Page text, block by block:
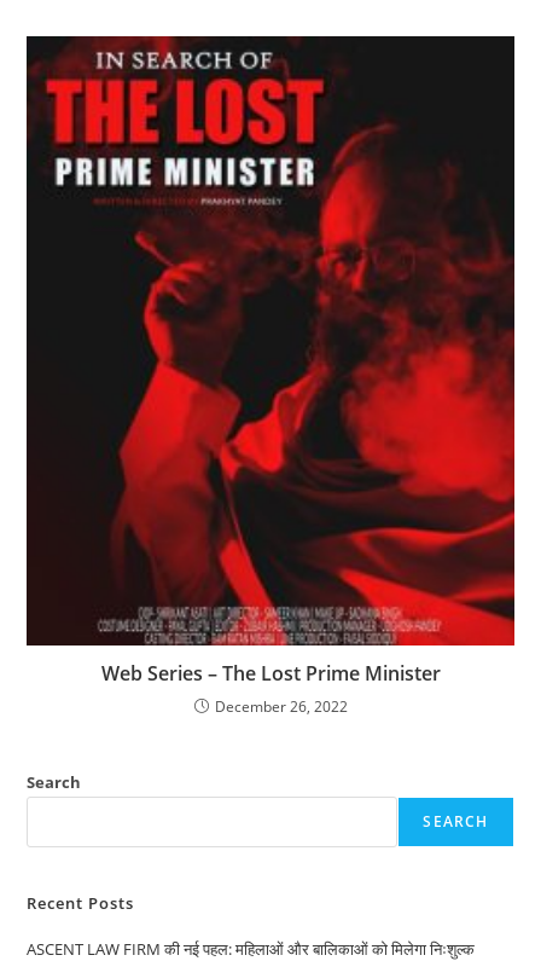
Web Series – The Lost Prime Minister
December 26, 2022
Search
SEARCH
Recent Posts
ASCENT LAW FIRM की नई पहल: महिलाओं और बालिकाओं को मिलेगा निःशुल्क